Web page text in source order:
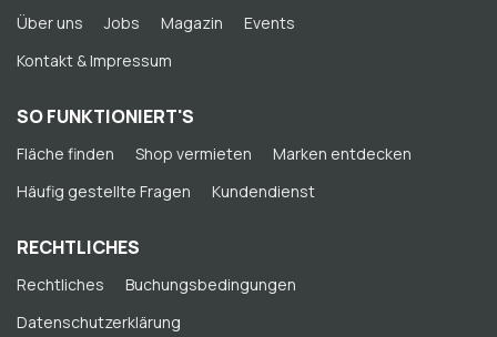
Über uns Jobs Magazin
Events
Kontakt & Impressum
SO FUNKTIONIERT'S
Fläche finden Shop vermieten
Marken entdecken
Häufig gestellte Fragen
Kundendienst
RECHTLICHES
Rechtliches
Buchungsbedingungen
Datenschutzerklärung